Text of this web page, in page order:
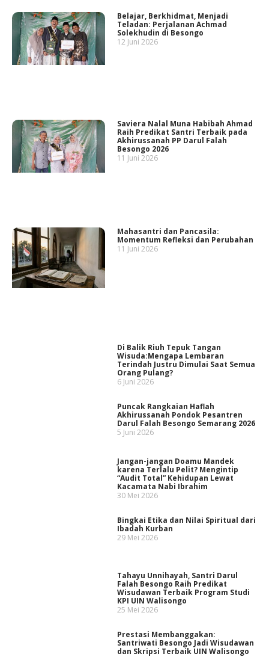
Belajar, Berkhidmat, Menjadi
Teladan: Perjalanan Achmad
Solekhudin di Besongo
12 Juni 2026
Saviera Nalal Muna Habibah Ahmad
Raih Predikat Santri Terbaik pada
Akhirussanah PP Darul Falah
Besongo 2026
11 Juni 2026
Mahasantri dan Pancasila:
Momentum Refleksi dan Perubahan
11 Juni 2026
Di Balik Riuh Tepuk Tangan
Wisuda:Mengapa Lembaran
Terindah Justru Dimulai Saat Semua
Orang Pulang?
6 Juni 2026
Puncak Rangkaian Haflah
Akhirussanah Pondok Pesantren
Darul Falah Besongo Semarang 2026
5 Juni 2026
Jangan-jangan Doamu Mandek
karena Terlalu Pelit? Mengintip
“Audit Total” Kehidupan Lewat
Kacamata Nabi Ibrahim
30 Mei 2026
Bingkai Etika dan Nilai Spiritual dari
Ibadah Kurban
29 Mei 2026
Tahayu Unnihayah, Santri Darul
Falah Besongo Raih Predikat
Wisudawan Terbaik Program Studi
KPI UIN Walisongo
25 Mei 2026
Prestasi Membanggakan:
Santriwati Besongo Jadi Wisudawan
dan Skripsi Terbaik UIN Walisongo